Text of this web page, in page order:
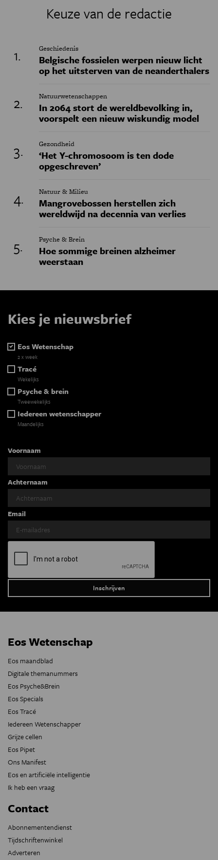
Keuze van de redactie
Geschiedenis
Belgische fossielen werpen nieuw licht
op het uitsterven van de neanderthalers
Natuurwetenschappen
In 2064 stort de wereldbevolking in,
voorspelt een nieuw wiskundig model
Gezondheid
‘Het Y-chromosoom is ten dode
opgeschreven’
Natuur & Milieu
Mangrovebossen herstellen zich
wereldwijd na decennia van verlies
Psyche & Brein
Hoe sommige breinen alzheimer
weerstaan
Kies je nieuwsbrief
Eos Wetenschap
2 x week
Tracé
Wekelijks
Psyche & brein
Tweewekelijks
Iedereen wetenschapper
Maandelijks
Voornaam
Achternaam
Email
Eos Wetenschap
Eos maandblad
Digitale themanummers
Eos Psyche&Brein
Eos Specials
Eos Tracé
Iedereen Wetenschapper
Grijze cellen
Eos Pipet
Ons Manifest
Eos en artificiële intelligentie
Ik heb een vraag
Contact
Abonnementendienst
Tijdschriftenwinkel
Adverteren